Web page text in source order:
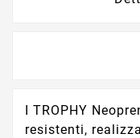
I TROPHY
resistenti,